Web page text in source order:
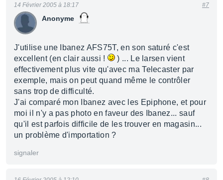
Anonyme
14 Février 2005 à 18:17 #7
J'utilise une Ibanez AFS75T, en son saturé c'est
excellent (en clair aussi !
) ... Le larsen vient
effectivement plus vite qu'avec ma Telecaster par
exemple, mais on peut quand même le contrôler
sans trop de difficulté.
J'ai comparé mon Ibanez avec les Epiphone, et pour
moi il n'y a pas photo en faveur des Ibanez... sauf
qu'il est parfois difficile de les trouver en magasin...
un problème d'importation ?
signaler